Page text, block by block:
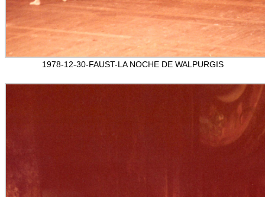
1978-12-30-FAUST-LA NOCHE DE WALPURGIS